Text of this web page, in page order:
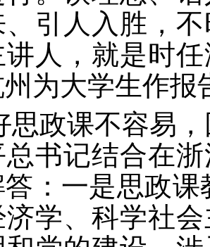
、引人入胜，
讲人，就是时
为大学生作报
思政课不容易
总书记结合在
：一是思政
济学、科学社